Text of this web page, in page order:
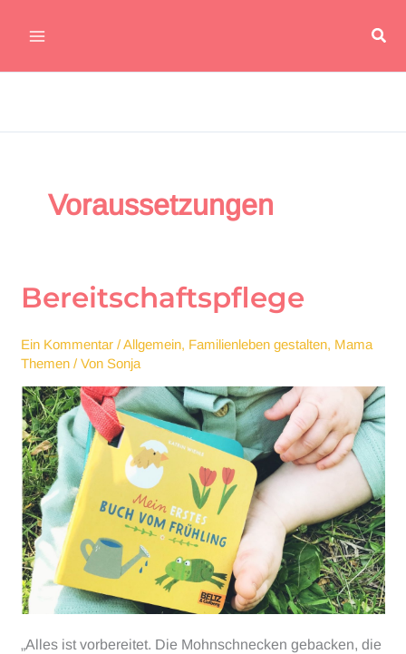
Inhalt
Voraussetzungen
Bereitschaftspflege
Ein Kommentar /Allgemein, Familienleben gestalten, Mama
Themen / VonSonja
„Alles ist vorbereitet. Die Mohnschnecken gebacken, die